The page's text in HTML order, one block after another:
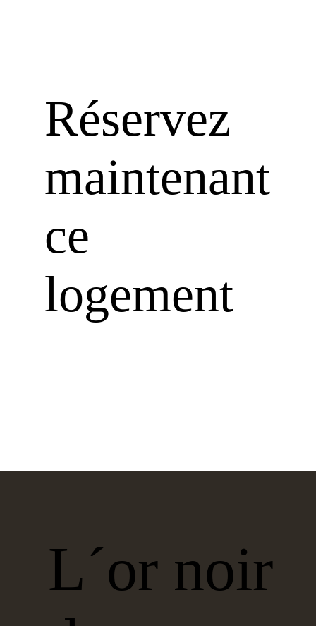
Réservez
maintenant
ce
logement
L´or noir